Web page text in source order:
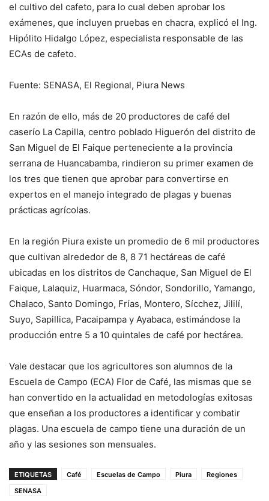
el cultivo del cafeto, para lo cual deben aprobar los
exámenes, que incluyen pruebas en chacra, explicó el Ing.
Hipólito Hidalgo López, especialista responsable de las
ECAs de cafeto.
Fuente: SENASA, El Regional, Piura News
En razón de ello, más de 20 productores de café del
caserío La Capilla, centro poblado Higuerón del distrito de
San Miguel de El Faique perteneciente a la provincia
serrana de Huancabamba, rindieron su primer examen de
los tres que tienen que aprobar para convertirse en
expertos en el manejo integrado de plagas y buenas
prácticas agrícolas.
En la región Piura existe un promedio de 6 mil productores
que cultivan alrededor de 8, 8 71 hectáreas de café
ubicadas en los distritos de Canchaque, San Miguel de El
Faique, Lalaquiz, Huarmaca, Sóndor, Sondorillo, Yamango,
Chalaco, Santo Domingo, Frías, Montero, Sícchez, Jililí,
Suyo, Sapillica, Pacaipampa y Ayabaca, estimándose la
producción entre 5 a 10 quintales de café por hectárea.
Vale destacar que los agricultores son alumnos de la
Escuela de Campo (ECA) Flor de Café, las mismas que se
han convertido en la actualidad en metodologías exitosas
que enseñan a los productores a identificar y combatir
plagas. Una escuela de campo tiene una duración de un
año y las sesiones son mensuales.
ETIQUETAS Café Escuelas de Campo Piura
Regiones
SENASA